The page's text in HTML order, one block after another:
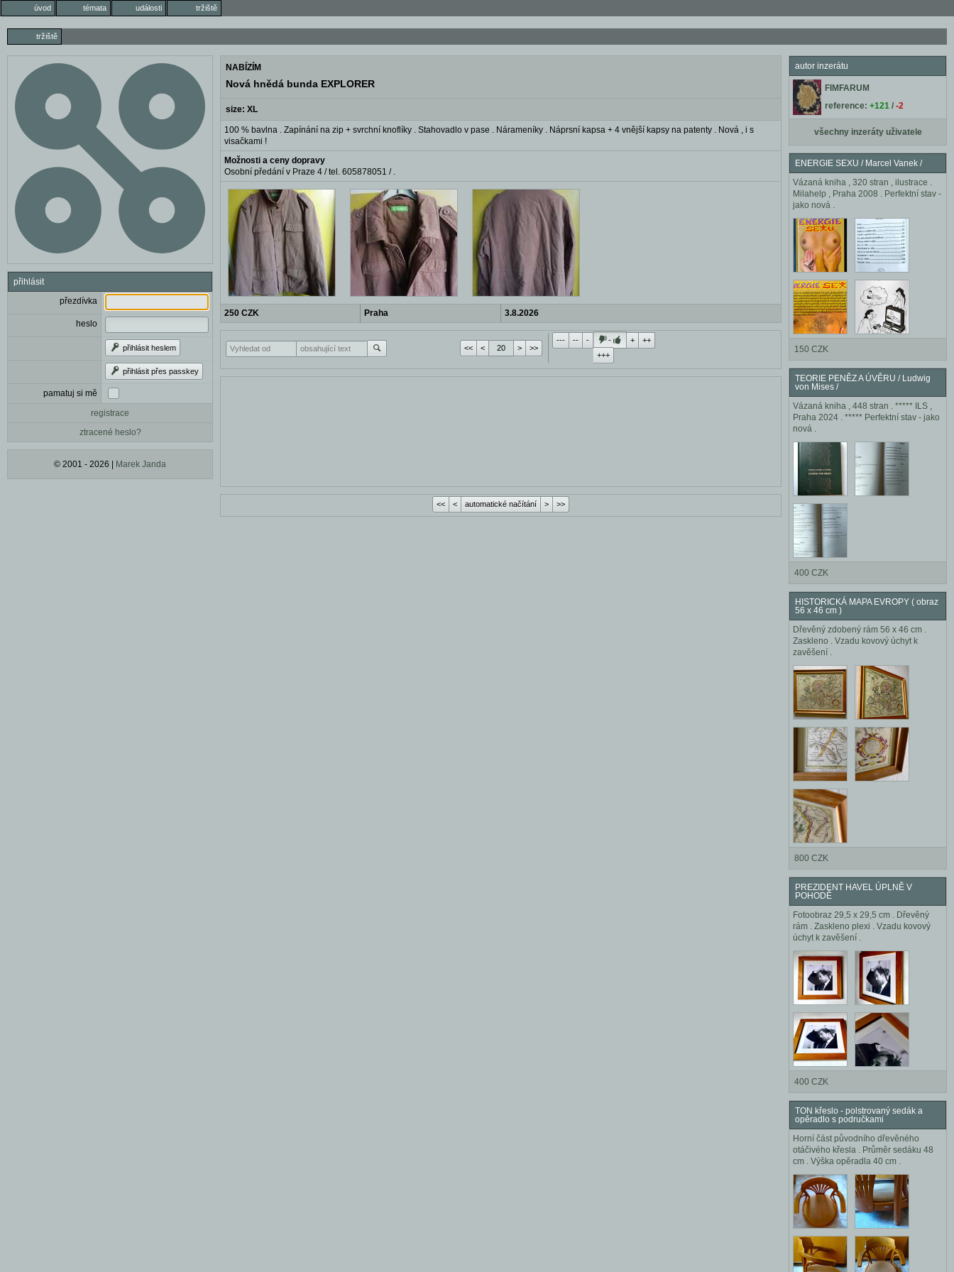
úvod témata události tržiště
tržiště
přihlásit
přezdívka
heslo
přihlásit heslem
přihlásit přes passkey
pamatuj si mě
registrace
ztracené heslo?
© 2001 - 2026 | Marek Janda
autor inzerátu
FIMFARUM
reference:+121 /-2
všechny inzeráty uživatele
ENERGIE SEXU / Marcel Vanek /
Vázaná kniha , 320 stran , ilustrace .
Milahelp , Praha 2008 . Perfektní stav -
jako nová .
150 CZK
TEORIE PENĚZ A ÚVĚRU / Ludwig
von Mises /
Vázaná kniha , 448 stran . ***** ILS ,
Praha 2024 . ***** Perfektní stav - jako
nová .
400 CZK
HISTORICKÁ MAPA EVROPY ( obraz
56 x 46 cm )
Dřevěný zdobený rám 56 x 46 cm .
Zaskleno . Vzadu kovový úchyt k
zavěšení .
800 CZK
PREZIDENT HAVEL ÚPLNĚ V
POHODĚ
Fotoobraz 29,5 x 29,5 cm . Dřevěný
rám . Zaskleno plexi . Vzadu kovový
úchyt k zavěšení .
400 CZK
TON křeslo - polstrovaný sedák a
opěradlo s područkami
Horní část původního dřevěného
otáčivého křesla . Průměr sedáku 48
cm . Výška opěradla 40 cm .
NABÍZÍM
Nová hnědá bunda EXPLORER
size: XL
100 % bavlna . Zapínání na zip + svrchní knoflíky . Stahovadlo v pase . Nárameníky . Náprsní kapsa + 4 vnější kapsy na patenty . Nová , i s
visačkami !
Možnosti a ceny dopravy
Osobní předání v Praze 4 / tel. 605878051 / .
250 CZK Praha 3.8.2026
<< < > >>
--- -- - - +
++
+++
<< < automatické načítání > >>